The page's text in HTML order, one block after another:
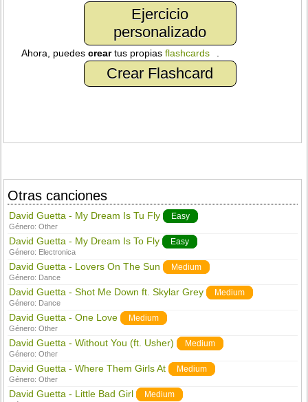
Ejercicio
personalizado
Ahora, puedescreartus propiasflashcards
Crear Flashcard
Otras canciones
David Guetta - My Dream Is Tu Fly Easy
Género:Other
David Guetta - My Dream Is To Fly Easy
Género: Electronica
David Guetta - Lovers On The Sun Medium
Género: Dance
David Guetta - Shot Me Down ft. Skylar Grey Medium
Género: Dance
David Guetta - One Love Medium
Género:Other
David Guetta - Without You (ft. Usher) Medium
Género:Other
David Guetta - Where Them Girls At Medium
Género:Other
David Guetta - Little Bad Girl Medium